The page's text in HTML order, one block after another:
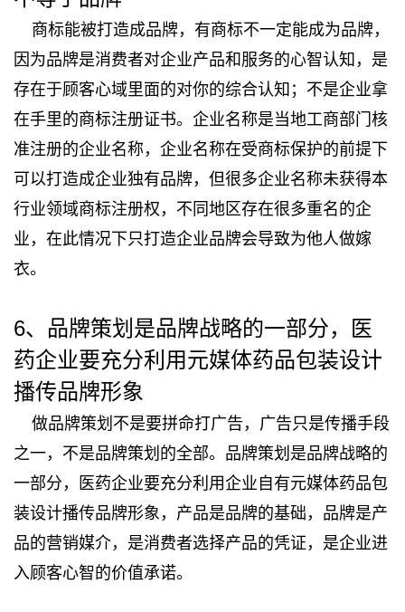
商标能被打造成品牌，有商标不一定能成为品牌，
因为品牌是消费者对企业产品和服务的心智认知，是
存在于顾客心域里面的对你的综合认知；不是企业拿
在手里的商标注册证书。企业名称是当地工商部门核
准注册的企业名称，企业名称在受商标保护的前提下
可以打造成企业独有品牌，但很多企业名称未获得本
行业领域商标注册权，不同地区存在很多重名的企
业，在此情况下只打造企业品牌会导致为他人做嫁
衣。
6、品牌策划是品牌战略的一部分，医
药企业要充分利用元媒体药品包装设计
播传品牌形象
做品牌策划不是要拼命打广告，广告只是传播手段
之一，不是品牌策划的全部。品牌策划是品牌战略的
一部分，医药企业要充分利用企业自有元媒体药品包
装设计播传品牌形象，产品是品牌的基础，品牌是产
品的营销媒介，是消费者选择产品的凭证，是企业进
入顾客心智的价值承诺。